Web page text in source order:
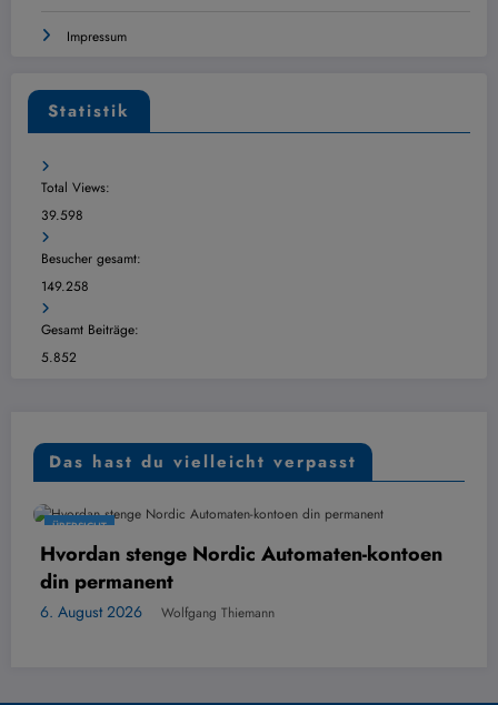
Impressum
Statistik
Total Views:
39.598
Besucher gesamt:
149.258
Gesamt Beiträge:
5.852
Das hast du vielleicht verpasst
stenge Nordic Automaten-kontoen
2026 Wolfgang Thiemann